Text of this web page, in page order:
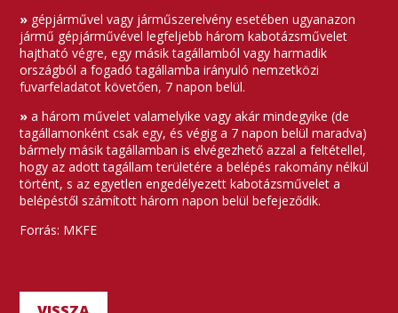
» gépjárművel vagy járműszerelvény esetében ugyanazon
jármű gépjárművével legfeljebb három kabotázsművelet
hajtható végre, egy másik tagállamból vagy harmadik
országból a fogadó tagállamba irányuló nemzetközi
fuvarfeladatot követően, 7 napon belül.
» a három művelet valamelyike vagy akár mindegyike (de
tagállamonként csak egy, és végig a 7 napon belül maradva)
bármely másik tagállamban is elvégezhető azzal a feltétellel,
hogy az adott tagállam területére a belépés rakomány nélkül
történt, s az egyetlen engedélyezett kabotázsművelet a
belépéstől számított három napon belül befejeződik.
Forrás: MKFE